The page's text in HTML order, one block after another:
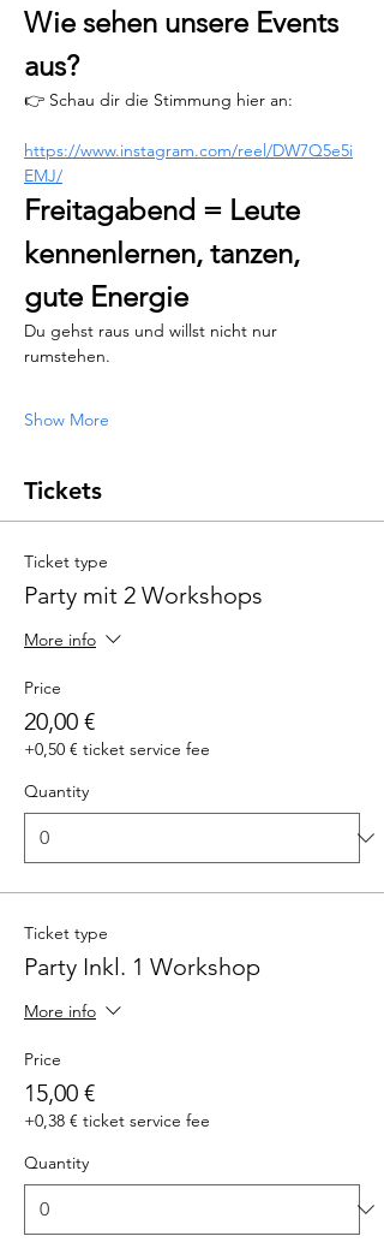
Wie sehen unsere Events
aus?
👉 Schau dir die Stimmung hier an:
https://www.instagram.com/reel/DW7Q5e5i
EMJ/
Freitagabend = Leute
kennenlernen, tanzen,
gute Energie
Du gehst raus und willst nicht nur
rumstehen.
Show More
Tickets
Ticket type
Party mit 2 Workshops
More info
Price
20,00 €
+0,50 € ticket service fee
Quantity
Ticket type
Party Inkl. 1 Workshop
More info
Price
15,00 €
+0,38 € ticket service fee
Quantity